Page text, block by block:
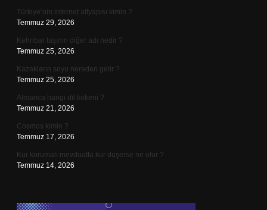
Türkiye’nin internet altyapısı kimin ?
Temmuz 29, 2026
Kehribar taşının diğer adı nedir ?
Temmuz 25, 2026
Kazakların soyu nereden gelir ?
Temmuz 25, 2026
Almanca hangi dil kökeni ?
Temmuz 21, 2026
Cosmos kimin ?
Temmuz 17, 2026
Kur korumalı mevduatta kur düşerse ne olur ?
Temmuz 14, 2026